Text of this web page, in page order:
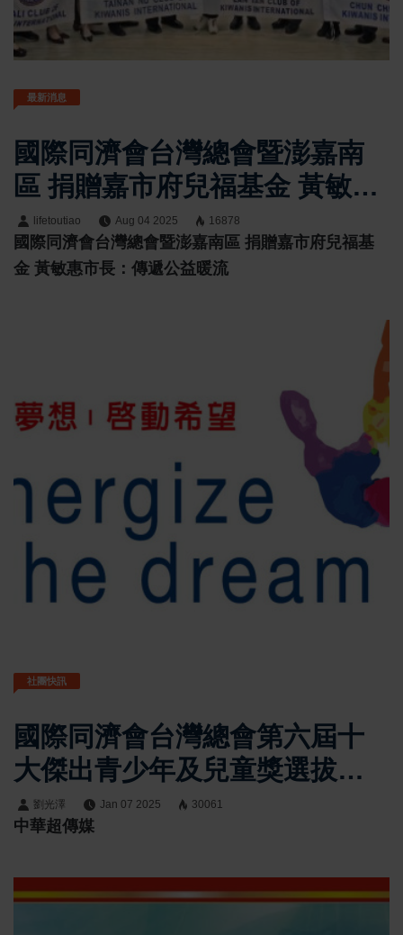
最新消息
國際同濟會台灣總會暨澎嘉南
區 捐贈嘉市府兒福基金 黃敏惠
市長：傳遞公益暖流
lifetoutiao Aug 04 2025 16878
國際同濟會台灣總會暨澎嘉南區 捐贈嘉市府兒福基
金 黃敏惠市長：傳遞公益暖流
社團快訊
國際同濟會台灣總會第六屆十
大傑出青少年及兒童獎選拔計
畫劉光澤 Jan 07 2025 30061
中華超傳媒